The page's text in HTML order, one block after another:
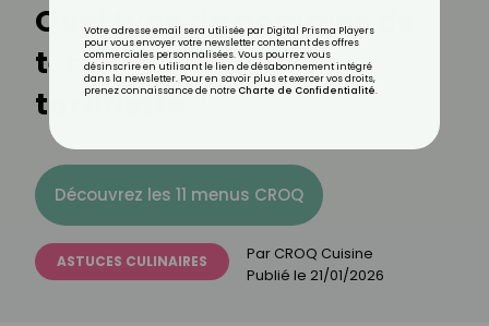
Quel type de pommes de
terre choisir pour une
tartiflette ?
Découvrez les 11 menus CROQ
ASTUCES CULINAIRES Par CROQ Cuisine
Publié le 21/01/2026
Votre adresse email sera utilisée par Digital Prisma Players
pour vous envoyer votre newsletter contenant des offres
commerciales personnalisées. Vous pourrez vous
désinscrire en utilisant le lien de désabonnement intégré
dans la newsletter. Pour en savoir plus et exercer vos droits,
prenez connaissance de notre Charte de Confidentialité.